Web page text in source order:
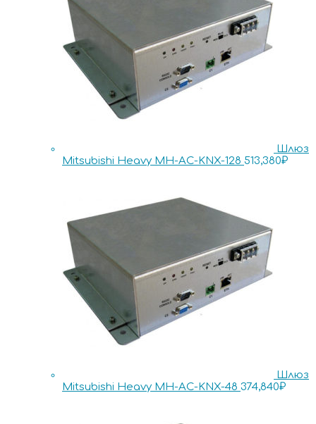
Шлюз
Mitsubishi Heavy MH-AC-KNX-128 513,380₽
Шлюз
Mitsubishi Heavy MH-AC-KNX-48 374,840₽